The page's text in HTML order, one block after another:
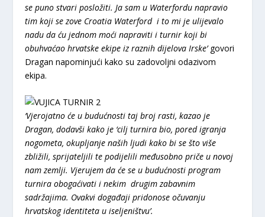
se puno stvari posložiti. Ja sam u Waterfordu napravio
tim koji se zove Croatia Waterford i to mi je ulijevalo
nadu da ću jednom moći napraviti i turnir koji bi
obuhvaćao hrvatske ekipe iz raznih dijelova Irske’govori
Dragan napominjući kako su zadovoljni odazivom
ekipa.
‘Vjerojatno će u budućnosti taj broj rasti, kazao je
Dragan, dodavši kako je ‘cilj turnira bio, pored igranja
nogometa, okupljanje naših ljudi kako bi se što više
zbližili, sprijateljili te podijelili međusobno priče u novoj
nam zemlji. Vjerujem da će se u budućnosti program
turnira obogaćivati i nekim drugim zabavnim
sadržajima. Ovakvi događaji pridonose očuvanju
hrvatskog identiteta u iseljeništvu’.